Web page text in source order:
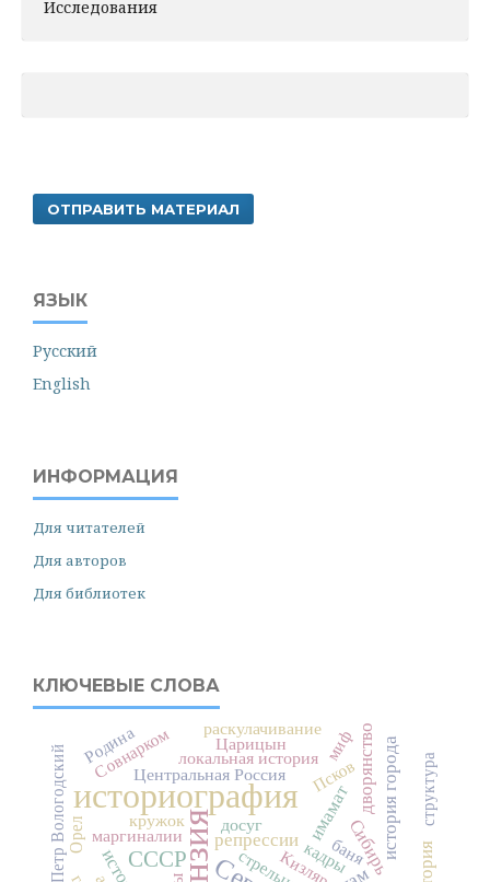
Исследования
ОТПРАВИТЬ МАТЕРИАЛ
ЯЗЫК
Русский
English
ИНФОРМАЦИЯ
Для читателей
Для авторов
Для библиотек
КЛЮЧЕВЫЕ СЛОВА
историография
СССР
репрессии имамат
Сибирьистория города
дворянство
Петр Вологодский маргиналии
Центральная Россия
кадры
Совнарком
Кизляр
локальная историяПсков структура
стрельцы
Царицын
раскулачивание
Родина
досуг
кружок
баня
миф
Орел